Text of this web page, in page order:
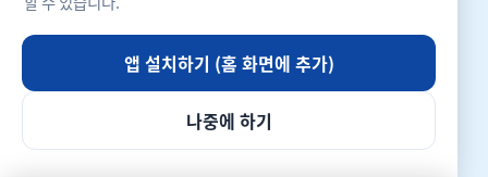
앱 설치하기 (홈 화면에 추가)
나중에 하기